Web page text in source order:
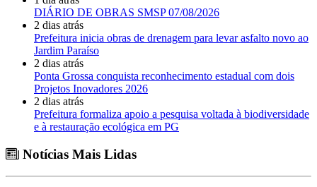
DIÁRIO DE OBRAS SMSP 07/08/2026
2 dias atrás
Prefeitura inicia obras de drenagem para levar asfalto novo ao
Jardim Paraíso
2 dias atrás
Ponta Grossa conquista reconhecimento estadual com dois
Projetos Inovadores 2026
2 dias atrás
Prefeitura formaliza apoio a pesquisa voltada à biodiversidade
e à restauração ecológica em PG
Notícias Mais Lidas